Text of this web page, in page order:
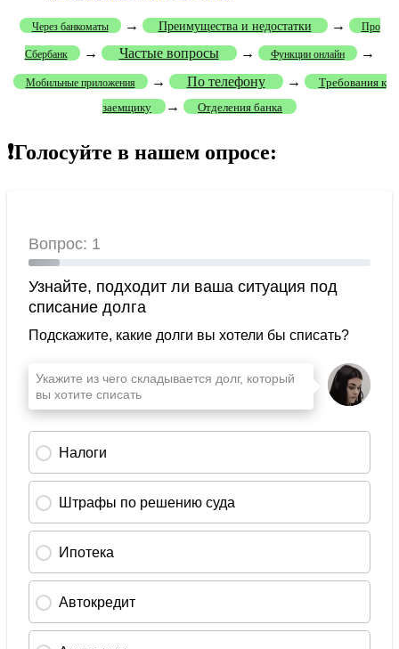
Через банкоматы → Преимущества и недостатки → Про
Сбербанк → Частые вопросы → Функции онлайн →
Мобильные приложения → По телефону →
Требования к
заемщику
→ Отделения банка
❗Голосуйте в нашем опросе: